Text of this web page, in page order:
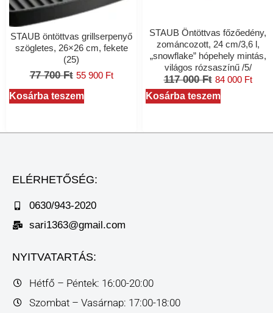
STAUB öntöttvas grillserpenyő
szögletes, 26×26 cm, fekete
(25)
77 700Ft 55 900 Ft
Kosárba teszem
STAUB Öntöttvas főzőedény,
zománcozott, 24 cm/3,6 l,
„snowflake” hópehely mintás,
világos rózsaszínű /5/
117 000Ft 84 000 Ft
Kosárba teszem
ELÉRHETŐSÉG:
0630/943-2020
sari1363@gmail.com
NYITVATARTÁS:
Hétfő – Péntek: 16:00-20:00
Szombat – Vasárnap: 17:00-18:00